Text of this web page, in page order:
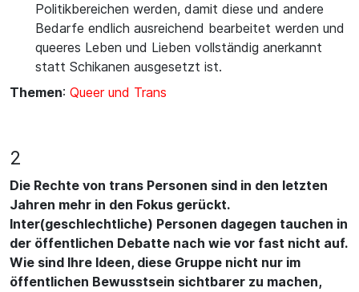
Politikbereichen werden, damit diese und andere
Bedarfe endlich ausreichend bearbeitet werden und
queeres Leben und Lieben vollständig anerkannt
statt Schikanen ausgesetzt ist.
Themen: Queer und Trans
2
Die Rechte von trans Personen sind in den letzten
Jahren mehr in den Fokus gerückt.
Inter(geschlechtliche) Personen dagegen tauchen in
der öffentlichen Debatte nach wie vor fast nicht auf.
Wie sind Ihre Ideen, diese Gruppe nicht nur im
öffentlichen Bewusstsein sichtbarer zu machen,